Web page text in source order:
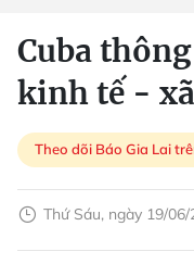
Cuba
kinh tế -
Theo dõi Báo Gia Lai
Thứ Sáu, ngày 19/